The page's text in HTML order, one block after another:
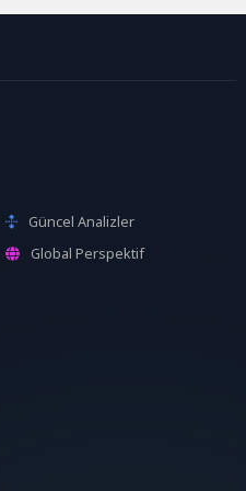
Güncel Analizler
Global Perspektif